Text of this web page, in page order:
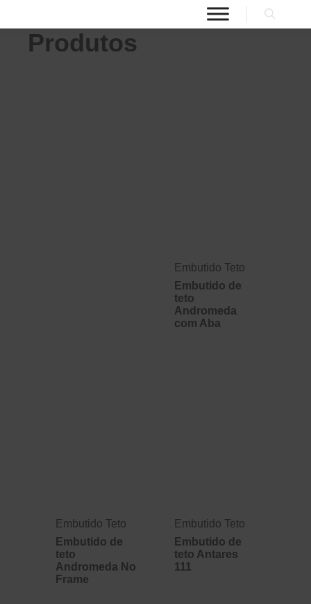
Produtos
Embutido Teto
Embutido de
teto
Andromeda
com Aba
Embutido Teto
Embutido de
teto
Andromeda No
Frame
Embutido Teto
Embutido de
teto Antares
111